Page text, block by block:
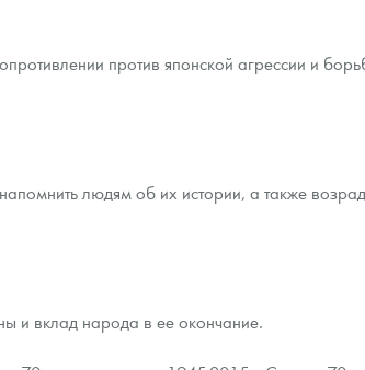
против японской агрессии и
людям об их истории, а также
и вклад народа в ее окончание.